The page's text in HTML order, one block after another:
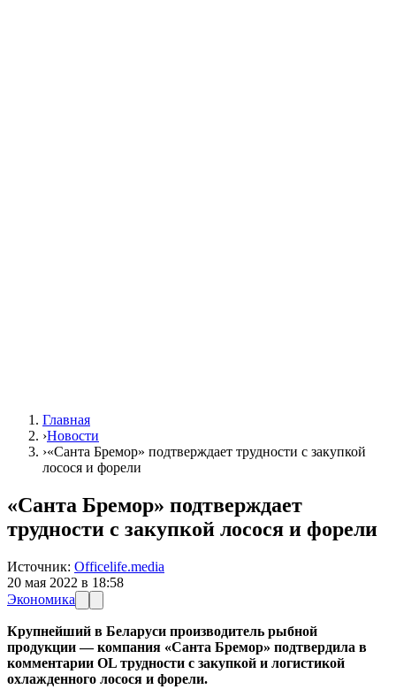
Главная
›Новости
›«Санта Бремор» подтверждает трудности с закупкой
лосося и форели
«Санта Бремор» подтверждает
трудности с закупкой лосося и форели
Источник: Officelife.media
20 мая 2022 в 18:58
Экономика
Крупнейший в Беларуси производитель рыбной
продукции — компания «Санта Бремор» подтвердила в
комментарии OL трудности с закупкой и логистикой
охлажденного лосося и форели.